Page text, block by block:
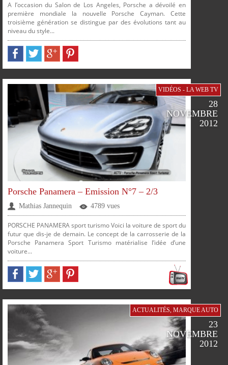
PLUS
TWITTERGOOGLE PINTEREST
TWITTERGOOGLE
SUR SUR
PARTAGERPARTAGERPARTAGERPARTAGER
A l’occasion du Salon de Los Angeles, Porsche a dévoilé en
première mondiale la nouvelle Porsche Cayman. Cette
troisième génération se distingue par des évolutions tant au
niveau du style...
PARTAGERPARTAGERPARTAGERPARTAGER
VIDÉOS - LA WEB TV
28
NOVEMBRE
2012
Porsche Panamera – Emission N°7 – 2/3
Mathias Jannequin 4789 vues
PORSCHE PANAMERA sport turismo Voici la voiture de sport du
futur que dis-je de demain. Le concept de la carrosserie de la
Porsche Panamera Sport Turismo matérialise l’idée d’une
voiture...
ACTUALITÉS, MARQUE AUTO
23
NOVEMBRE
2012